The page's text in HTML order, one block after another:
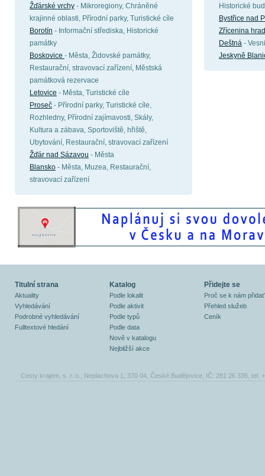
Žďárské vrchy - Mikroregiony, Chráněné
krajinné oblasti, Přírodní parky, Turistické cíle
Borotín - Informační střediska, Historické
památky
Boskovice - Města, Židovské památky,
Restaurační, stravovací zařízení, Městská
památková rezervace
Letovice - Města, Turistické cíle
Proseč - Přírodní parky, Turistické cíle,
Rozhledny, Přírodní zajímavosti, Skály,
Kultura a zábava, Sportoviště, hřiště,
Ubytování, Restaurační, stravovací zařízení
Žďár nad Sázavou - Města
Blansko - Města, Muzea, Restaurační,
stravovací zařízení
Historické
Bystřice nad
Zřícenina
Deštná -
Jeskyně
Titulní strana
Aktuality
Vyhledávání
Podrobné vyhledávání
Fulltextové hledání
Katalog
Podle lokalit
Podle aktivit
Podle typů
Podle data
Nově v katalogu
Nejbližší akce
Přidejte se
Proč se k nám
Přehled služeb
Ceník
Cesty krajem, s. r. o., Neplachova 1, 370 04, České Budějovice, IČ: 281 26 335, tel.